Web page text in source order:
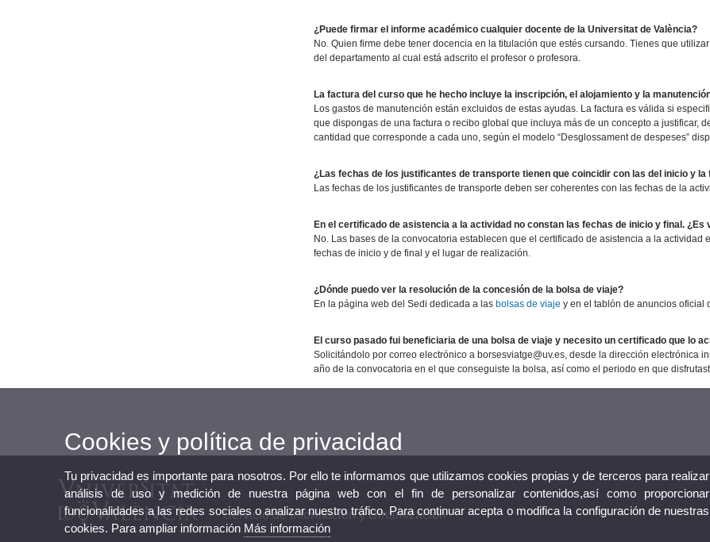
¿Puede firmar el informe académico cualquier docente de la Universitat de València?
No. Quien firme debe tener docencia en la titulación que estés cursando. Tienes que utilizar
del departamento al cual está adscrito el profesor o profesora.
La factura del curso que he hecho incluye la inscripción, el alojamiento y la
Los gastos de manutención están excluidos de estas ayudas. La factura es válida si
que dispongas de una factura o recibo global que incluya más de un concepto a justificar,
cantidad que corresponde a cada uno, según el modelo “Desglossament de despeses”
¿Las fechas de los justificantes de transporte tienen que coincidir con las del inicio y la
Las fechas de los justificantes de transporte deben ser coherentes con las fechas de la
En el certificado de asistencia a la actividad no constan las fechas de inicio y final. ¿Es
No. Las bases de la convocatoria establecen que el certificado de asistencia a la
fechas de inicio y de final y el lugar de realización.
¿Dónde puedo ver la resolución de la concesión de la bolsa de viaje?
En la página web del Sedi dedicada a las bolsas de viaje y en el tablón de anuncios oficial
El curso pasado fui beneficiaria de una bolsa de viaje y necesito un certificado que lo
Solicitándolo por correo electrónico a borsesviatge@uv.es, desde la dirección electrónica
año de la convocatoria en el que conseguiste la bolsa, así como el periodo en que
Servicio de Información y Dinamización
Cookies y política de privacidad
Tu privacidad es importante para nosotros. Por ello te informamos que utilizamos cookies propias y de terceros para realizar
análisis de uso y medición de nuestra página web con el fin de personalizar contenidos,así como proporcionar
funcionalidades a las redes sociales o analizar nuestro tráfico. Para continuar acepta o modifica la configuración de nuestras
cookies. Para ampliar información Más información